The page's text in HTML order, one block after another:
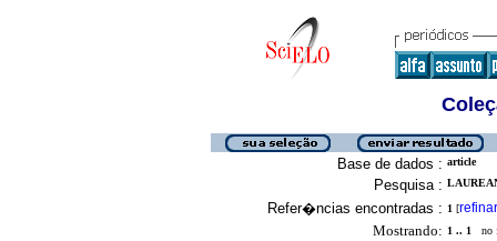
Base de dados : article
Pesquisa :
Refer�ncias encontradas : 1 [refinar
Mostrando: 1 .. 1 no